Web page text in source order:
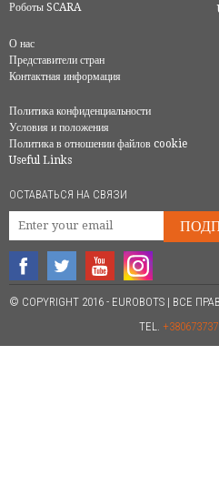
Роботы SCARA
О нас
Представители стран
Контактная информация
Политика конфиденциальности
Условия и положения
Политика в отношении файлов cookie
Useful Links
ОСТАВАТЬСЯ НА СВЯЗИ
© COPYRIGHT 2016 - EUROBOTS | ВСЕ
TEL.